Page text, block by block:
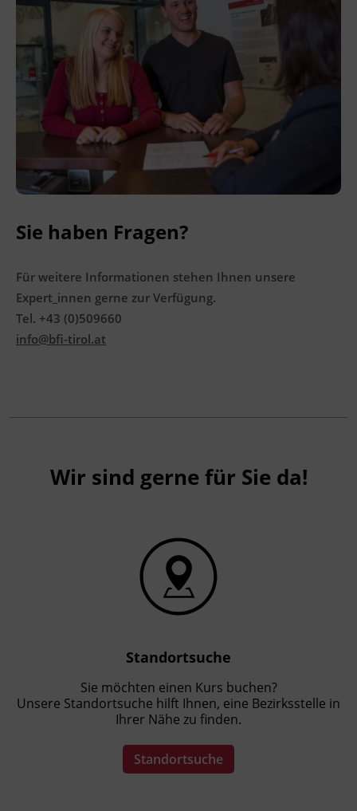
6020 Innsbruck
Förderhinweis
Das Land Tirol fördert bis zu maximal 30 %
der Kurskosten. Nähere Informationen finden
Sie unter www.mein-update.at
Terminübersicht
Sie haben Fragen?
Für weitere Informationen stehen Ihnen unsere
Expert_innen gerne zur Verfügung.
Tel. +43 (0)509660
info@bfi-tirol.at
Wir sind gerne für Sie da!
Standortsuche
Sie möchten einen Kurs buchen?
Unsere Standortsuche hilft Ihnen, eine Bezirksstelle in
Ihrer Nähe zu finden.
Standortsuche